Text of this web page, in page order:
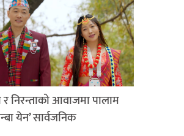
निरन्ताको आवाजमा पालाम
येन’ सार्वजनिक